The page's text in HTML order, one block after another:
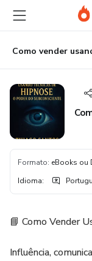
para
conteúdo
principal
para
pagamento
para
rodapé
Formato: eBooks ou
Idioma:
📘 Como Vender
Influência,